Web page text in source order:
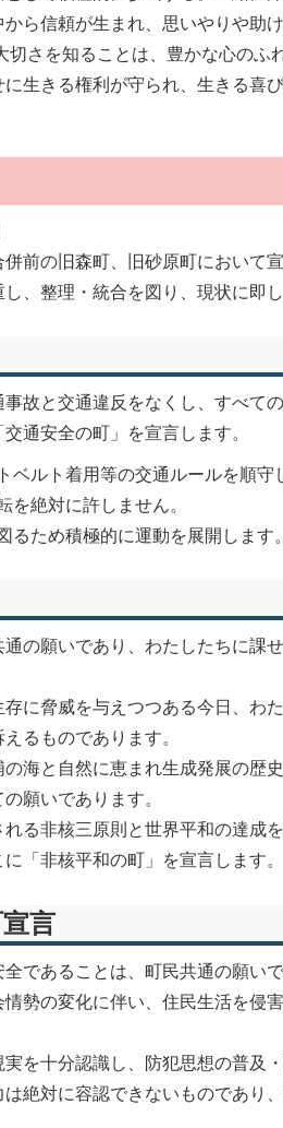
ら信頼が生まれ、思いやりや助
切さを知ることは、豊かな心のふ
生きる権利が守られ、生きる喜
前の旧森町、旧砂原町において
、整理・統合を図り、現状に即
故と交通違反をなくし、すべて
通安全の町」を宣言します。
ベルト着用等の交通ルールを順守
を絶対に許しません。
るため積極的に運動を展開します。
の願いであり、わたしたちに課
に脅威を与えつつある今日、わ
るものであります。
海と自然に恵まれ生成発展の歴
願いであります。
る非核三原則と世界平和の達成
「非核平和の町」を宣言します。
言
であることは、町民共通の願いで
勢の変化に伴い、住民生活を侵
を十分認識し、防犯思想の普及
絶対に容認できないものであり